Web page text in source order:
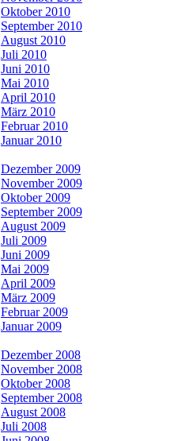
Oktober 2010
September 2010
August 2010
Juli 2010
Juni 2010
Mai 2010
April 2010
März 2010
Februar 2010
Januar 2010
Dezember 2009
November 2009
Oktober 2009
September 2009
August 2009
Juli 2009
Juni 2009
Mai 2009
April 2009
März 2009
Februar 2009
Januar 2009
Dezember 2008
November 2008
Oktober 2008
September 2008
August 2008
Juli 2008